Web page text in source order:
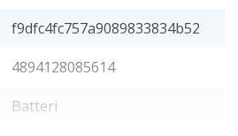
f9dfc4fc757a9089833834b52
4894128085614
Batteri